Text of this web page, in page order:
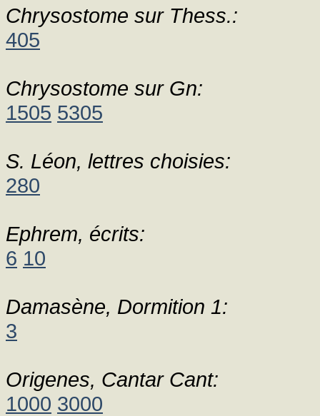
Chrysostome sur Thess.:
405
Chrysostome sur Gn:
1505 5305
S. Léon, lettres choisies:
280
Ephrem, écrits:
6 10
Damasène, Dormition 1:
3
Origenes, Cantar Cant:
1000 3000